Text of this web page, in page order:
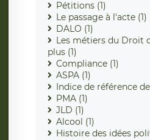
Pétitions (1)
Le passage à l'acte (1)
DALO (1)
Les métiers du Droit
plus (1)
Compliance (1)
ASPA (1)
Indice de référence
PMA (1)
JLD (1)
Alcool (1)
Histoire des idées